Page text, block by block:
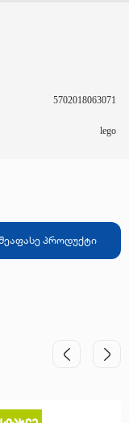
5702018063071
lego
პროდუქტი